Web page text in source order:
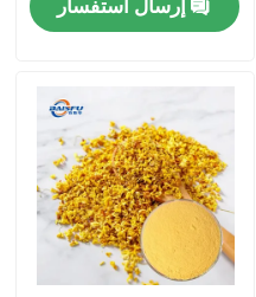
إرسال استفسار